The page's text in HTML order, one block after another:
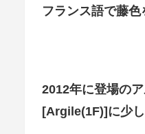
フランス語で藤色
2012年に登場の
[Argile(1F)]に少